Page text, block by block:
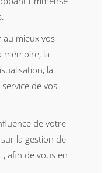
mieux vos
mémoire, la
la
de vos
de votre
la gestion de
afin de vous en